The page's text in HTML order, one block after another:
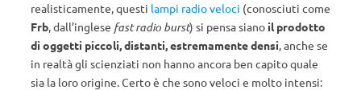
realisticamente, questi lampi radio veloci (conosciuti come
Frb, dall’inglese fast radio burst) si pensa siano il prodotto
di oggetti piccoli, distanti, estremamente densi, anche se
in realtà gli scienziati non hanno ancora ben capito quale
sia la loro origine. Certo è che sono veloci e molto intensi: